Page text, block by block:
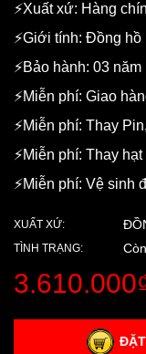
⚡️Xuất xứ: Hàng
⚡️Giới tính: Đồng
⚡️Bảo hành: 03
⚡️Miễn phí: Giao
⚡️Miễn phí: Thay
⚡️Miễn phí: Thay
⚡️Miễn phí: Vệ sinh
XUẤT XỨ:
TÌNH TRẠNG: